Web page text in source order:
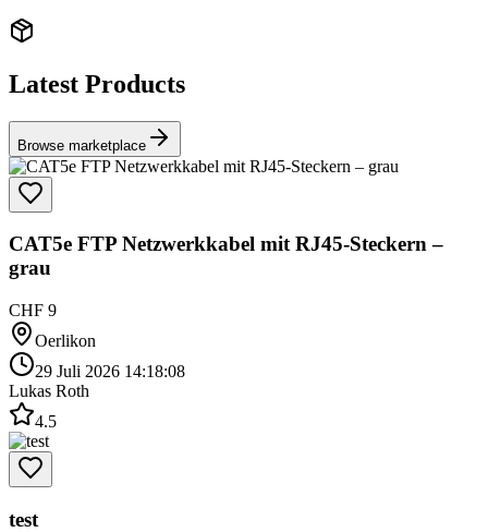
Latest Products
Browse marketplace
CAT5e FTP Netzwerkkabel mit RJ45-Steckern –
grau
CHF 9
Oerlikon
29 Juli 2026 14:18:08
Lukas Roth
4.5
test